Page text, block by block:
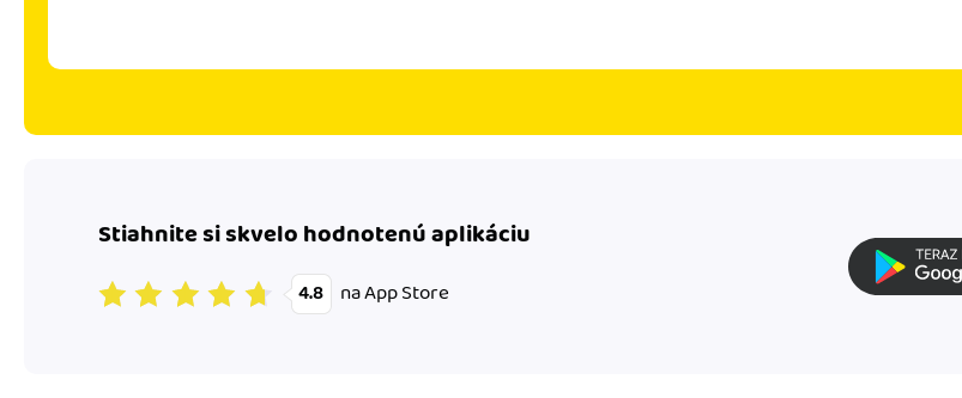
Stiahnite si skvelo hodnotenú aplikáciu
4.8 na App Store